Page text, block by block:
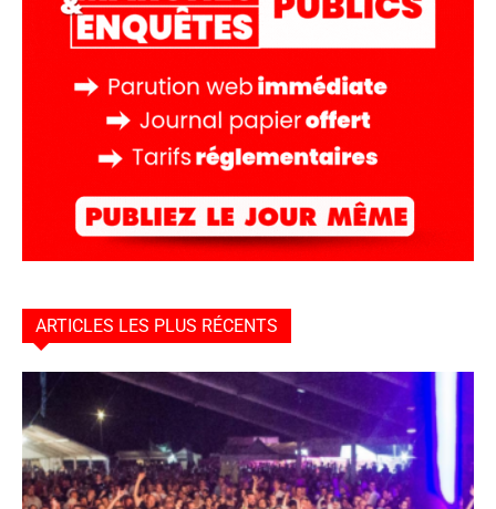
ARTICLES LES PLUS RÉCENTS